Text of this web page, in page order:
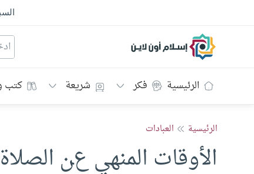
إسلام أون لاين
الرئيسية فكر شريعة كتب
الرئيسية العبادات
الأوقات المنهي عن